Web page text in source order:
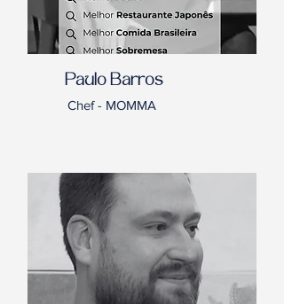
Paulo Barros
Chef - MOMMA